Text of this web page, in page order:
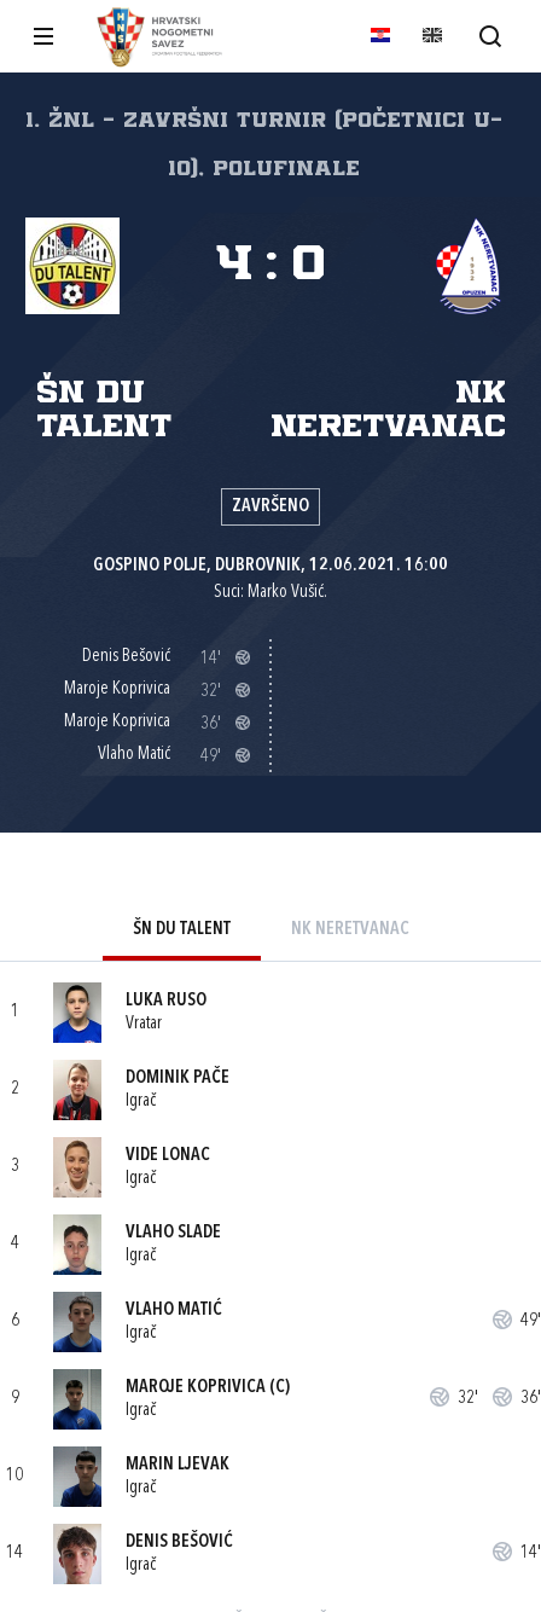
1. ŽNL - Završni turnir (početnici U-
10), Polufinale
ŠN DU
Talent
NK
Neretvanac
4 : 0
ZAVRŠENO
GOSPINO POLJE, DUBROVNIK, 12.06.2021. 16:00
Suci: Marko Vušić.
Denis Bešović
14'
Maroje Koprivica
32'
Maroje Koprivica
36'
Vlaho Matić
49'
ŠN DU TALENT NK NERETVANAC
1
LUKA RUSO
Vratar
2
DOMINIK PAČE
Igrač
3
VIDE LONAC
Igrač
4
VLAHO SLADE
Igrač
6
VLAHO MATIĆ
Igrač
49'
9
MAROJE KOPRIVICA (C)
Igrač
32' 36'
10
MARIN LJEVAK
Igrač
14
DENIS BEŠOVIĆ
Igrač
14'